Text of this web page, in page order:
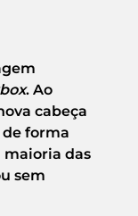
. Ao
cabeça
forma
maioria das
sem